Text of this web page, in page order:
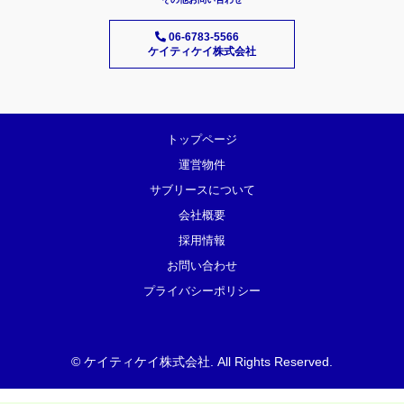
06-6783-5566
ケイティケイ株式会社
トップページ
運営物件
サブリースについて
会社概要
採用情報
お問い合わせ
プライバシーポリシー
© ケイティケイ株式会社 . All Rights Reserved.